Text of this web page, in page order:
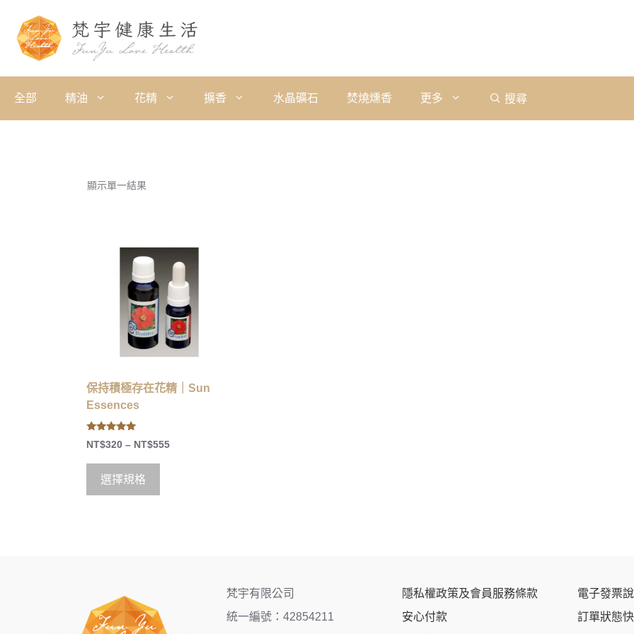
全部 精油 花精 擴香 水晶礦石 焚燒燻香 更多 搜尋
顯示單一結果
保持積極存在花精｜Sun
Essences
5.00
out of 5
NT$320 – NT$555
選擇規格
梵宇有限公司
統一編號：42854211
隱私權政策及會員服務條款
安心付款
電子發票
訂單狀態